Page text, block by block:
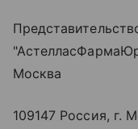
Москва
109147 Россия, г.